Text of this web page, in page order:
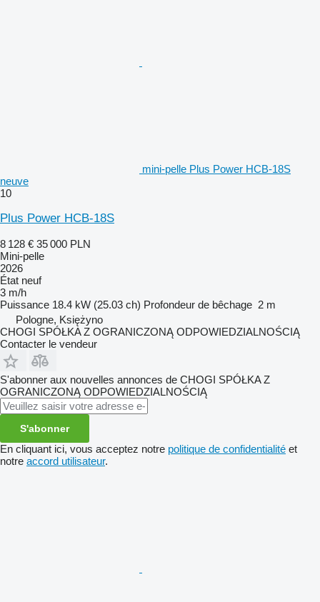
mini-pelle Plus Power HCB-18S
neuve
10
Plus Power HCB-18S
8 128 € 35 000 PLN
Mini-pelle
2026
État neuf
3 m/h
Puissance 18.4 kW (25.03 ch) Profondeur de bêchage 2 m
Pologne, Księżyno
CHOGI SPÓŁKA Z OGRANICZONĄ ODPOWIEDZIALNOŚCIĄ
Contacter le vendeur
S'abonner aux nouvelles annonces de CHOGI SPÓŁKA Z
OGRANICZONĄ ODPOWIEDZIALNOŚCIĄ
S'abonner
En cliquant ici, vous acceptez notre politique de confidentialité et
notre accord utilisateur.